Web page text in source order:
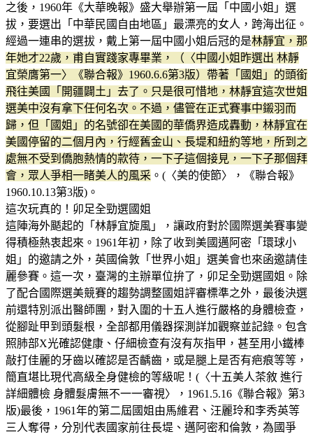
之後，1960年《大華晚報》盛大舉辦第一屆「中國小姐」選
拔，要選出「中華民國自由地區」最漂亮的女人，跨海出征。
經過一連串的選拔，戴上第一屆中國小姐后冠的是林靜宜，那
年她才22歲，甫自實踐家專畢業，（〈中國小姐昨選出 林靜
宜榮膺第一〉《聯合報》1960.6.6第3版）帶著「國姐」的頭銜
飛往美國「開疆闢土」去了。只是很可惜地，林靜宜這次世姐
選美中沒有拿下任何名次。不過，儘管在正式賽事中鎩羽而
歸，但「國姐」的名號卻在美國的華僑界造成轟動，林靜宜在
美國停留的二個月內，行經舊金山、長堤和紐約等地，所到之
處無不受到僑胞熱情的款待，一下子這個接見，一下子那個拜
會，眾人爭相一睹美人的風采 。(〈美的使節〉，《聯合報》
1960.10.13第3版)。
這次玩真的！卯足全勁選國姐
這陣海外颳起的「林靜宜旋風」，讓政府對於國際選美賽事變
得積極熱衷起來。1961年初，除了收到美國邁阿密「環球小
姐」的邀請之外，英國倫敦「世界小姐」選美會也來函邀請佳
麗參賽。這一次，臺灣的主辦單位拚了，卯足全勁選國姐。除
了配合國際選美競賽的趨勢調整國姐評審標準之外，最後決選
前還特別派出醫師團，對入圍的十五人進行嚴格的身體檢查，
從腳趾甲到頭髮根，全部都用儀器探測詳加觀察並記錄。包含
照肺部X光確認健康、仔細檢查有沒有灰指甲，甚至用小鐵棒
敲打佳麗的牙齒以確認是否齲齒，或是腿上是否有疤痕等等，
簡直堪比現代高級全身健檢的等級呢！(〈十五美人茶敘 進行
詳細體檢 身體髮膚無不一一審視〉，1961.5.16《聯合報》第3
版)最後，1961年的第二屆國姐由馬維君、汪麗玲和李秀英等
三人奪得，分別代表國家前往長堤、邁阿密和倫敦，為國爭